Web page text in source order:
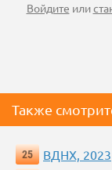
Войдите или
Также
25 ВДНХ, 2023